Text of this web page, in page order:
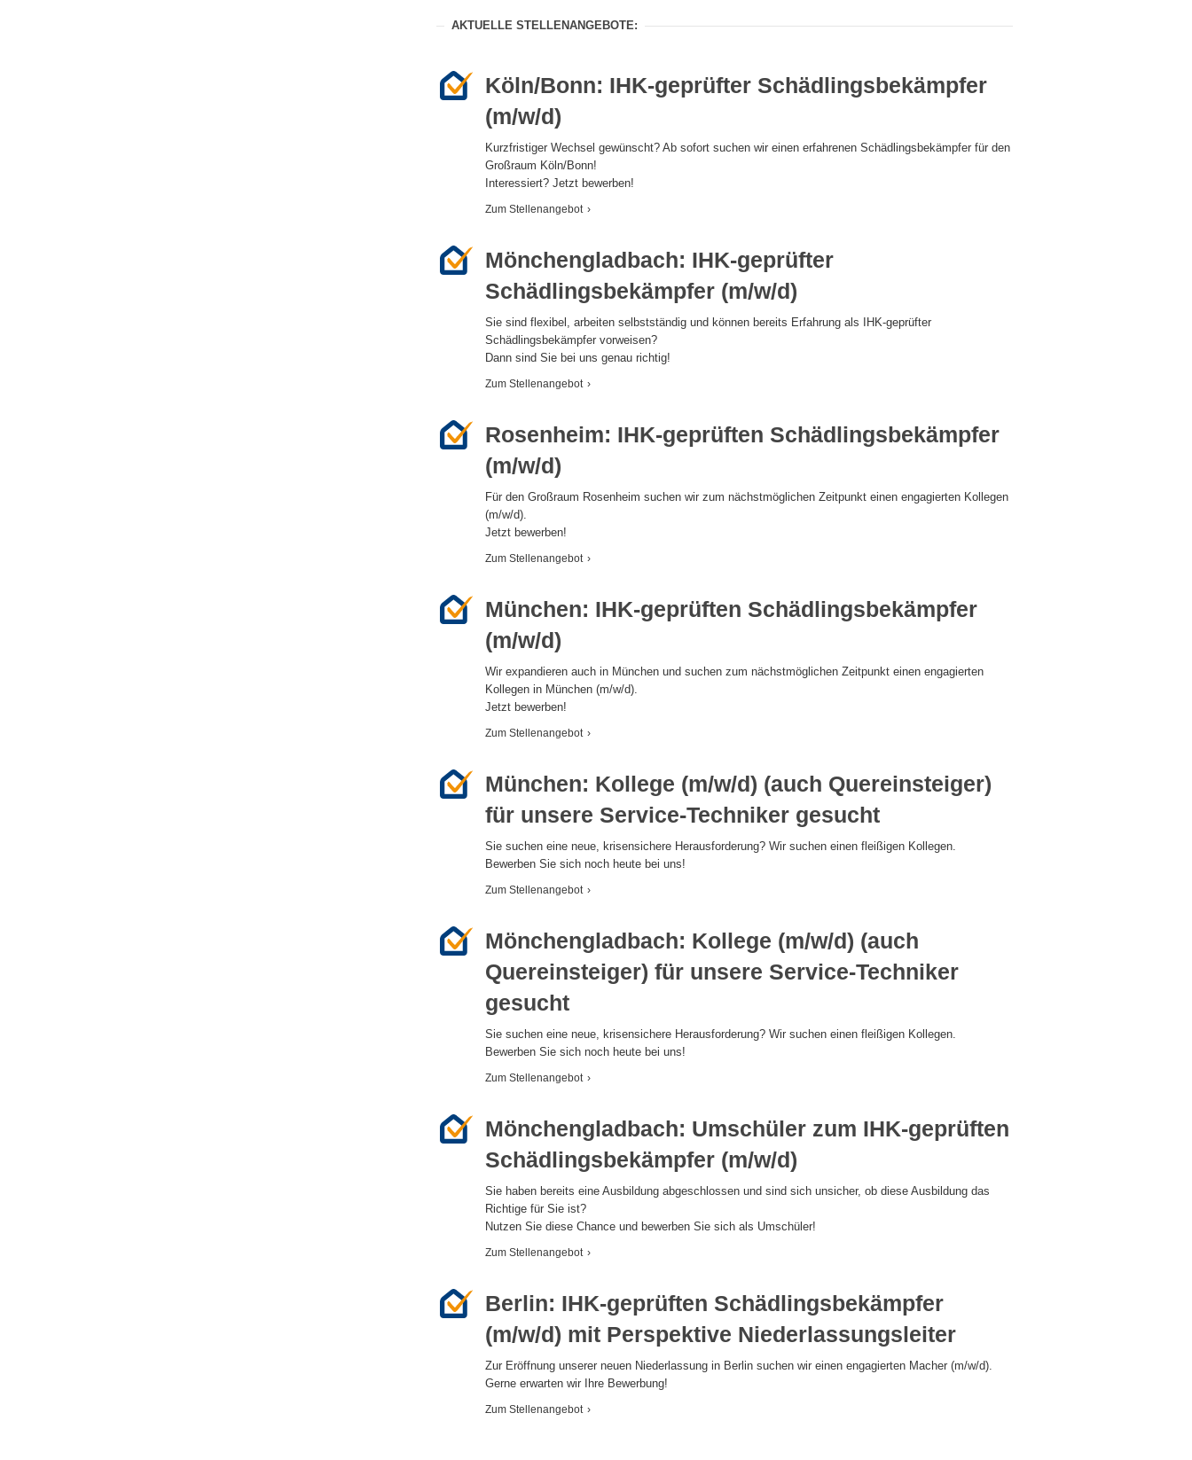
AKTUELLE STELLENANGEBOTE:
Köln/Bonn: IHK-geprüfter Schädlingsbekämpfer
(m/w/d)
Kurzfristiger Wechsel gewünscht? Ab sofort suchen wir einen erfahrenen Schädlingsbekämpfer für den
Großraum Köln/Bonn!
Interessiert? Jetzt bewerben!
Zum Stellenangebot ›
Mönchengladbach: IHK-geprüfter
Schädlingsbekämpfer (m/w/d)
Sie sind flexibel, arbeiten selbstständig und können bereits Erfahrung als IHK-geprüfter
Schädlingsbekämpfer vorweisen?
Dann sind Sie bei uns genau richtig!
Zum Stellenangebot ›
Rosenheim: IHK-geprüften Schädlingsbekämpfer
(m/w/d)
Für den Großraum Rosenheim suchen wir zum nächstmöglichen Zeitpunkt einen engagierten Kollegen
(m/w/d).
Jetzt bewerben!
Zum Stellenangebot ›
München: IHK-geprüften Schädlingsbekämpfer
(m/w/d)
Wir expandieren auch in München und suchen zum nächstmöglichen Zeitpunkt einen engagierten
Kollegen in München (m/w/d).
Jetzt bewerben!
Zum Stellenangebot ›
München: Kollege (m/w/d) (auch Quereinsteiger)
für unsere Service-Techniker gesucht
Sie suchen eine neue, krisensichere Herausforderung? Wir suchen einen fleißigen Kollegen.
Bewerben Sie sich noch heute bei uns!
Zum Stellenangebot ›
Mönchengladbach: Kollege (m/w/d) (auch
Quereinsteiger) für unsere Service-Techniker
gesucht
Sie suchen eine neue, krisensichere Herausforderung? Wir suchen einen fleißigen Kollegen.
Bewerben Sie sich noch heute bei uns!
Zum Stellenangebot ›
Mönchengladbach: Umschüler zum IHK-geprüften
Schädlingsbekämpfer (m/w/d)
Sie haben bereits eine Ausbildung abgeschlossen und sind sich unsicher, ob diese Ausbildung das
Richtige für Sie ist?
Nutzen Sie diese Chance und bewerben Sie sich als Umschüler!
Zum Stellenangebot ›
Berlin: IHK-geprüften Schädlingsbekämpfer
(m/w/d) mit Perspektive Niederlassungsleiter
Zur Eröffnung unserer neuen Niederlassung in Berlin suchen wir einen engagierten Macher (m/w/d).
Gerne erwarten wir Ihre Bewerbung!
Zum Stellenangebot ›